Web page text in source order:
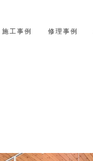
施工事例 修理事例